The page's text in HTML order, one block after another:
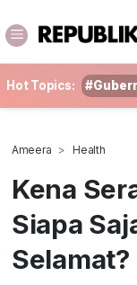
Hot Topics:
Ameera Health
Kena
Siapa
Selamat?